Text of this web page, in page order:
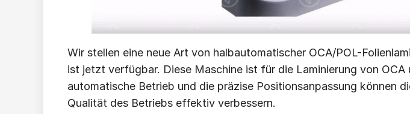
Wir stellen eine neue Art von halbautomatischer OCA/POL-
ist jetzt verfügbar. Diese Maschine ist für die Laminierung von OCA
automatische Betrieb und die präzise Positionsanpassung können
Qualität des Betriebs effektiv verbessern.